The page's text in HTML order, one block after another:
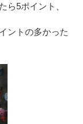
ら5ポイント、
ントの多かった